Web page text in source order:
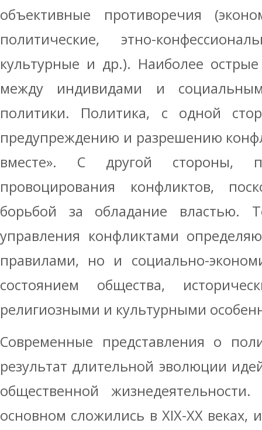
объективные противоречия
политические, этно-
культурные и др.). Наиболее
между индивидами и
политики. Политика, с одной
предупреждению и разрешению
вместе». С другой стороны,
провоцирования конфликтов,
борьбой за обладание властью.
управления конфликтами
правилами, но и социально-
состоянием общества,
религиозными и культурными
Современные представления о
результат длительной эволюции
общественной
основном сложились в XIX-XX